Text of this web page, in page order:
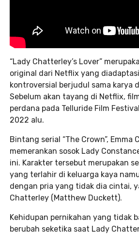
“Lady Chatterley’s Lover”
original dari Netflix yang
kontroversial berjudul sama karya
Sebelum akan tayang di Netflix,
perdana pada Telluride Film
2022 alu.
Bintang serial “The Crown”, Emma
memerankan sosok Lady
ini. Karakter tersebut merupakan
yang terlahir di keluarga kaya
dengan pria yang tidak dia cintai,
Chatterley (Matthew Duckett).
Kehidupan pernikahan yang tidak
berubah seketika saat Lady